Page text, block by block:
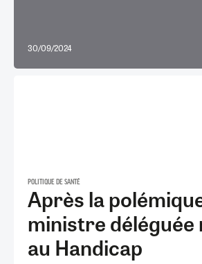
30/09/2024
POLITIQUE DE SANTÉ
Après la
ministre déléguée
au Handicap